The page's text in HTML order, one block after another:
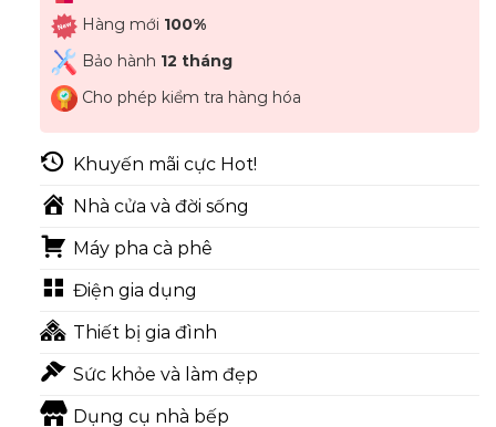
Hàng mới 100%
Bảo hành 12 tháng
Cho phép kiểm tra hàng hóa
Khuyến mãi cực Hot!
Nhà cửa và đời sống
Máy pha cà phê
Điện gia dụng
Thiết bị gia đình
Sức khỏe và làm đẹp
Dụng cụ nhà bếp